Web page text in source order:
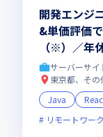
開発エンジ
&単価評価
（※）／年
サーバーサイ
東京都、その
Java
リモートワー